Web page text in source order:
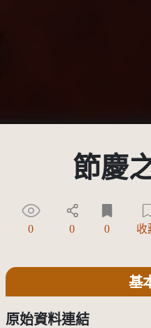
節慶
0 0 0 收
基
原始資料連結